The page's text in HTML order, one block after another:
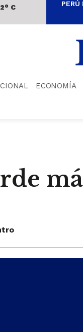
C PERÚ
ECONOMÍA